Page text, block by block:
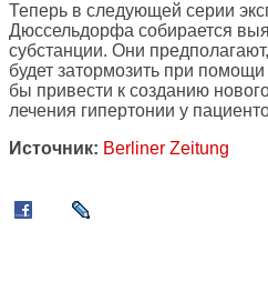
Теперь в следующей серии
Дюссельдорфа собирается
субстанции. Они
будет затормозить при
бы привести к созданию
лечения гипертонии у
Источник: Berliner Zeitung